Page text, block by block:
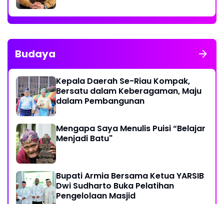
Budaya
Kepala Daerah Se-Riau Kompak,
Bersatu dalam Keberagaman, Maju
dalam Pembangunan
Mengapa Saya Menulis Puisi “Belajar
Menjadi Batu"
Bupati Armia Bersama Ketua YARSIB
Dwi Sudharto Buka Pelatihan
Pengelolaan Masjid